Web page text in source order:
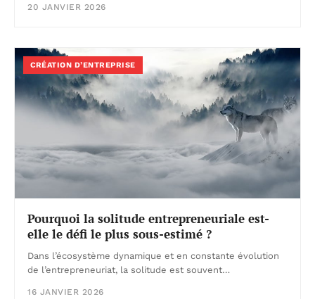
20 JANVIER 2026
CRÉATION D’ENTREPRISE
Pourquoi la solitude entrepreneuriale est-
elle le défi le plus sous-estimé ?
Dans l’écosystème dynamique et en constante évolution
de l’entrepreneuriat, la solitude est souvent…
16 JANVIER 2026